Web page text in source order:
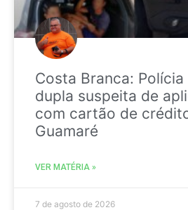
Costa Branca:
dupla suspeita de
com cartão de
Guamaré
VER MATÉRIA »
7 de agosto de 2026